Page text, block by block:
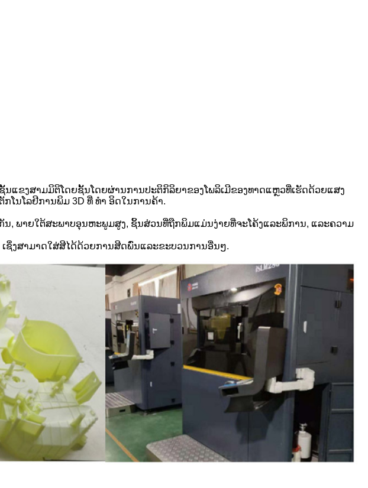
ແຂງສາມມິຕິໂດຍຊັ້ນໂດຍຜ່ານການປະຕິກິລິຍາຂອງໂພລິເມີຂອງທາດແຫຼວທີ່ເຮັດດ້ວຍແສງ
ໂນໂລຢີການພິມ 3D ທີ່ ທຳ ອິດໃນການຄ້າ.
, ພາຍໃຕ້ສະພາບອຸນຫະພູມສູງ, ຊິ້ນສ່ວນທີ່ຖືກພິມແມ່ນງ່າຍທີ່ຈະໂຄ້ງແລະພິການ, ແລະຄວາມ
ຊິ່ງສາມາດໃສ່ສີໄດ້ດ້ວຍການສີດພົ່ນແລະຂະບວນການອື່ນໆ.